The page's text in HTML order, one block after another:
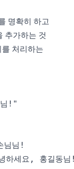
명확히 하고
추가하는 것
처리하는
!"
님!